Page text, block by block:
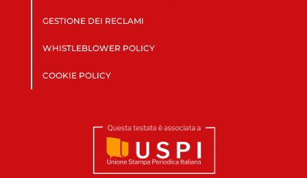
GESTIONE DEI RECLAMI
WHISTLEBLOWER POLICY
COOKIE POLICY